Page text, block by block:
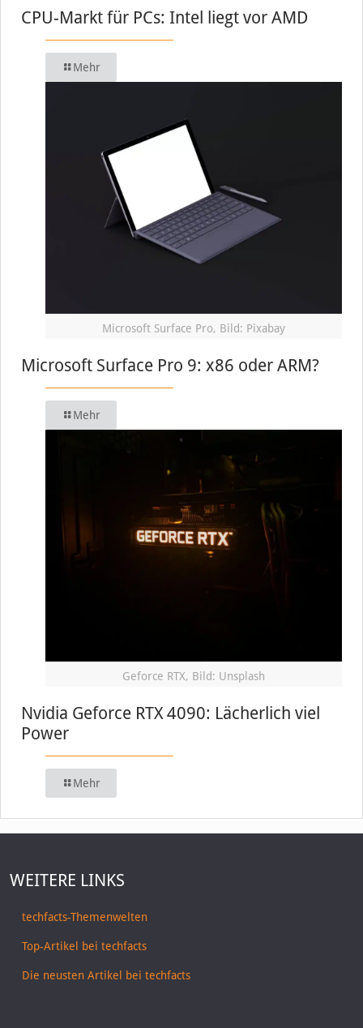
CPU-Markt für PCs: Intel liegt vor AMD
Mehr
Microsoft Surface Pro, Bild: Pixabay
Microsoft Surface Pro 9: x86 oder ARM?
Mehr
Geforce RTX, Bild: Unsplash
Nvidia Geforce RTX 4090: Lächerlich viel
Power
Mehr
WEITERE LINKS
techfacts-Themenwelten
Top-Artikel bei techfacts
Die neusten Artikel bei techfacts